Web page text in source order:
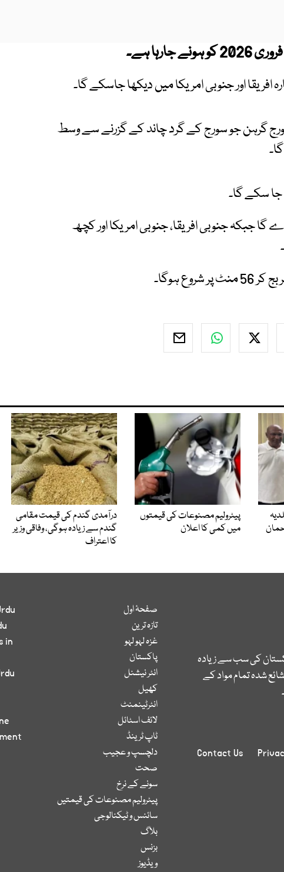
اور جنوبی امریکا میں دیکھا جاسکے گا۔
گرہن جو سورج کے گرد چاند کے گزرنے سے وسط
جا سکے گا۔
جبکہ جنوبی افریقا، جنوبی امریکا اور کچھ
ہوگا۔
پیٹرولیم مصنوعات کی قیمتوں
میں کمی کا اعلان
درآمدی گندم کی قیمت مقامی
گندم سے زیادہ ہوگی، وفاقی وزیر
کا اعتراف
کی سب سے زیادہ
شدہ تمام مواد کے
Contact Us
صفحۂ اول
تازہ ترین
غزہ لہو لہو
پاکستان
انٹر نیشنل
کھیل
انٹرٹینمنٹ
لائف اسٹائل
ٹاپ ٹرینڈ
دلچسپ و عجیب
صحت
سونے کے نرخ
پیٹرولیم مصنوعات کی قیمتیں
سائنس و ٹیکنالوجی
بلاگ
بزنس
ویڈیوز
in